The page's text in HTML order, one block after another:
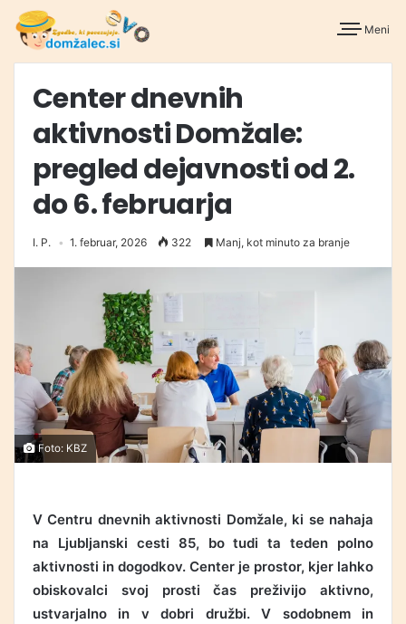
Meni
Center dnevnih
aktivnosti Domžale:
pregled dejavnosti od 2.
do 6. februarja
I. P. 1. februar, 2026 322 Manj, kot minuto za branje
Foto: KBZ
V Centru dnevnih aktivnosti Domžale, ki se nahaja
na Ljubljanski cesti 85, bo tudi ta teden polno
aktivnosti in dogodkov. Center je prostor, kjer lahko
obiskovalci svoj prosti čas preživijo aktivno,
ustvarjalno in v dobri družbi. V sodobnem in